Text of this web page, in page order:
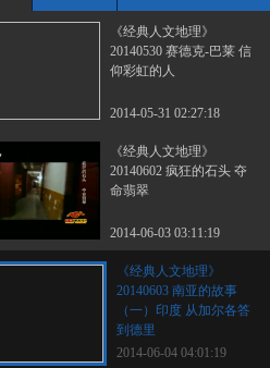
《经典人文地理》
20140530 赛德克-巴莱 信
仰彩虹的人
2014-05-31 02:27:18
《经典人文地理》
20140602 疯狂的石头 夺
命翡翠
2014-06-03 03:11:19
《经典人文地理》
20140603 南亚的故事
（一）印度 从加尔各答
到德里
2014-06-04 04:01:19